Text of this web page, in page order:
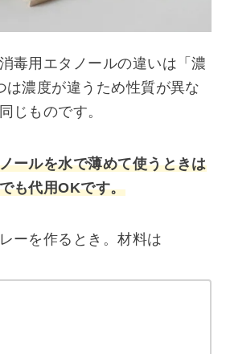
毒用エタノールの違いは「濃
は濃度が違うため性質が異な
じものです。
ールを水で薄めて使うときは
も代用OKです。
ーを作るとき。材料は